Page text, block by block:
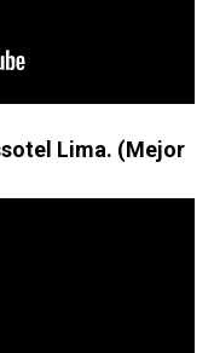
Lima. (Mejor